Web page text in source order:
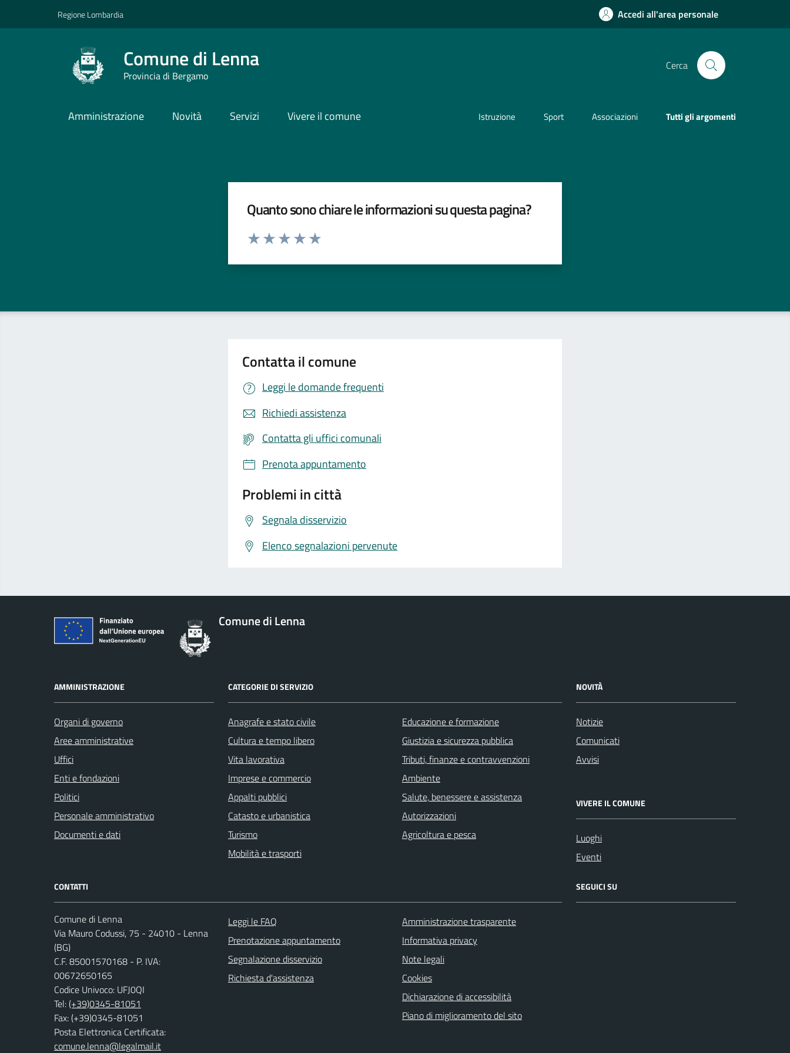
Regione Lombardia Accedi all'area personale
Comune di Lenna
Provincia di Bergamo
Cerca
Amministrazione Novità Servizi Vivere il comune Istruzione Sport Associazioni Tutti gli argomenti
Quanto sono chiare le informazioni su questa pagina?
Valuta da 1 a 5 stelle la pagina
Contatta il comune
Leggi le domande frequenti
Richiedi assistenza
Contatta gli uffici comunali
Prenota appuntamento
Problemi in città
Segnala disservizio
Elenco segnalazioni pervenute
Comune di Lenna
AMMINISTRAZIONE
Organi di governo
Aree amministrative
Uffici
Enti e fondazioni
Politici
Personale amministrativo
Documenti e dati
CATEGORIE DI SERVIZIO
Anagrafe e stato civile
Cultura e tempo libero
Vita lavorativa
Imprese e commercio
Appalti pubblici
Catasto e urbanistica
Turismo
Mobilità e trasporti
Educazione e formazione
Giustizia e sicurezza pubblica
Tributi, finanze e contravvenzioni
Ambiente
Salute, benessere e assistenza
Autorizzazioni
Agricoltura e pesca
NOVITÀ
Notizie
Comunicati
Avvisi
VIVERE IL COMUNE
Luoghi
Eventi
CONTATTI
Comune di Lenna
Via Mauro Codussi, 75 - 24010 - Lenna
(BG)
C.F. 85001570168 - P. IVA:
00672650165
Codice Univoco: UFJ0QI
Tel:(+39)0345-81051
Fax: (+39)0345-81051
Posta Elettronica Certificata:
comune.lenna@legalmail.it
Leggi le FAQ
Prenotazione appuntamento
Segnalazione disservizio
Richiesta d'assistenza
Amministrazione trasparente
Informativa privacy
Note legali
Cookies
Dichiarazione di accessibilità
Piano di miglioramento del sito
SEGUICI SU